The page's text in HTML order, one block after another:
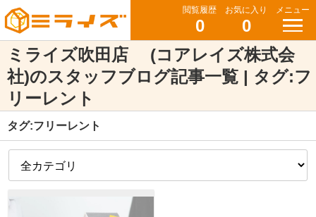
閲覧履歴
0
お気に入り
0
メニュー
ミライズ吹田店 (コアレイズ株式会
社)のスタッフブログ記事一覧 | タグ:フ
リーレント
タグ:フリーレント